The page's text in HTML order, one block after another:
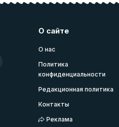
О сайте
О нас
Политика
конфиденциальности
Редакционная политика
Контакты
Реклама